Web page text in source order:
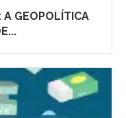
A GEOPOLÍTICA